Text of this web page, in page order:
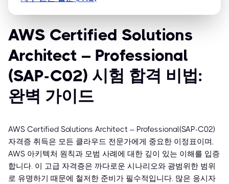
AWS Certified Solutions
Architect – Professional
(SAP-C02) 시험 합격 비법:
완벽 가이드
AWS Certified Solutions Architect – Professional(SAP-C02)
자격증 취득은 모든 클라우드 전문가에게 중요한 이정표이며,
AWS 아키텍처 원칙과 모범 사례에 대한 깊이 있는 이해를 입증
합니다. 이 고급 자격증은 까다로운 시나리오와 광범위한 범위
로 유명하기 때문에 철저한 준비가 필수적입니다. 많은 응시자